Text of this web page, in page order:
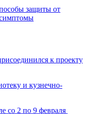
защиты от
к проекту
и кузнечно-
со 2 по 9 февраля